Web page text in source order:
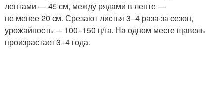
лентами — 45 см, между рядами в ленте —
не менее 20 см. Срезают листья 3–4 раза за сезон,
урожайность — 100–150 ц/га. На одном месте щавель
произрастает 3–4 года.